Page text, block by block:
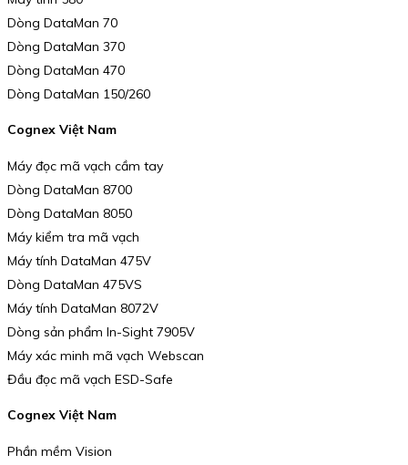
Dòng DataMan 70
Dòng DataMan 370
Dòng DataMan 470
Dòng DataMan 150/260
Cognex Việt Nam
Máy đọc mã vạch cầm tay
Dòng DataMan 8700
Dòng DataMan 8050
Máy kiểm tra mã vạch
Máy tính DataMan 475V
Dòng DataMan 475VS
Máy tính DataMan 8072V
Dòng sản phẩm In-Sight 7905V
Máy xác minh mã vạch Webscan
Đầu đọc mã vạch ESD-Safe
Cognex Việt Nam
Phần mềm Vision